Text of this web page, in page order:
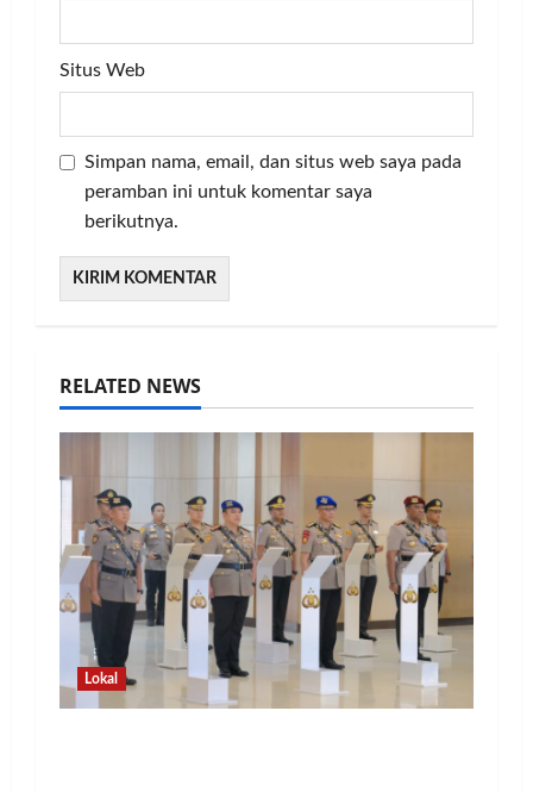
Situs Web
Simpan nama, email, dan situs web saya pada
peramban ini untuk komentar saya
berikutnya.
RELATED NEWS
Lokal